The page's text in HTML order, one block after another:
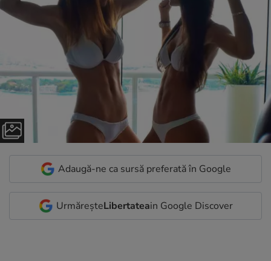
Adaugă-ne ca sursă preferată în Google
UrmăreșteLibertateain Google Discover